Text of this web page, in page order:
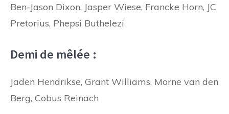
Ben-Jason Dixon, Jasper Wiese, Francke Horn, JC
Pretorius, Phepsi Buthelezi
Demi de mêlée :
Jaden Hendrikse, Grant Williams, Morne van den
Berg, Cobus Reinach